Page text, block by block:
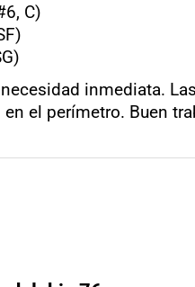
C)
inmediata.
el perímetro. Buen